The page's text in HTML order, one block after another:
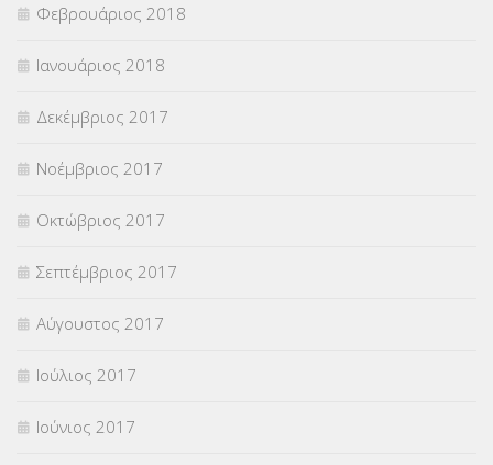
Φεβρουάριος 2018
Ιανουάριος 2018
Δεκέμβριος 2017
Νοέμβριος 2017
Οκτώβριος 2017
Σεπτέμβριος 2017
Αύγουστος 2017
Ιούλιος 2017
Ιούνιος 2017